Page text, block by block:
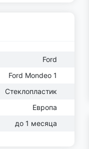
Ford
Ford Mondeo 1
Стеклопластик
Европа
до 1 месяца